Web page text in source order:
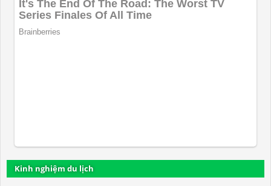
Kinh nghiệm du lịch